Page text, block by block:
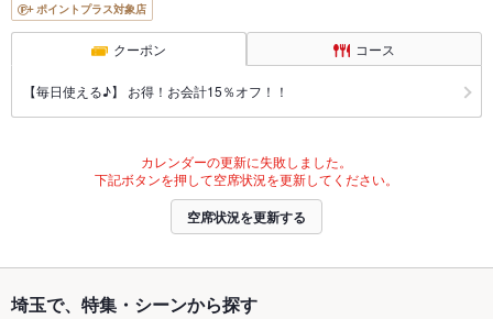
ポイントプラス対象店
クーポン コース
【毎日使える♪】 お得！お会計15％オフ！！
カレンダーの更新に失敗しました。
下記ボタンを押して空席状況を更新してください。
空席状況を更新する
埼玉で、特集・シーンから探す